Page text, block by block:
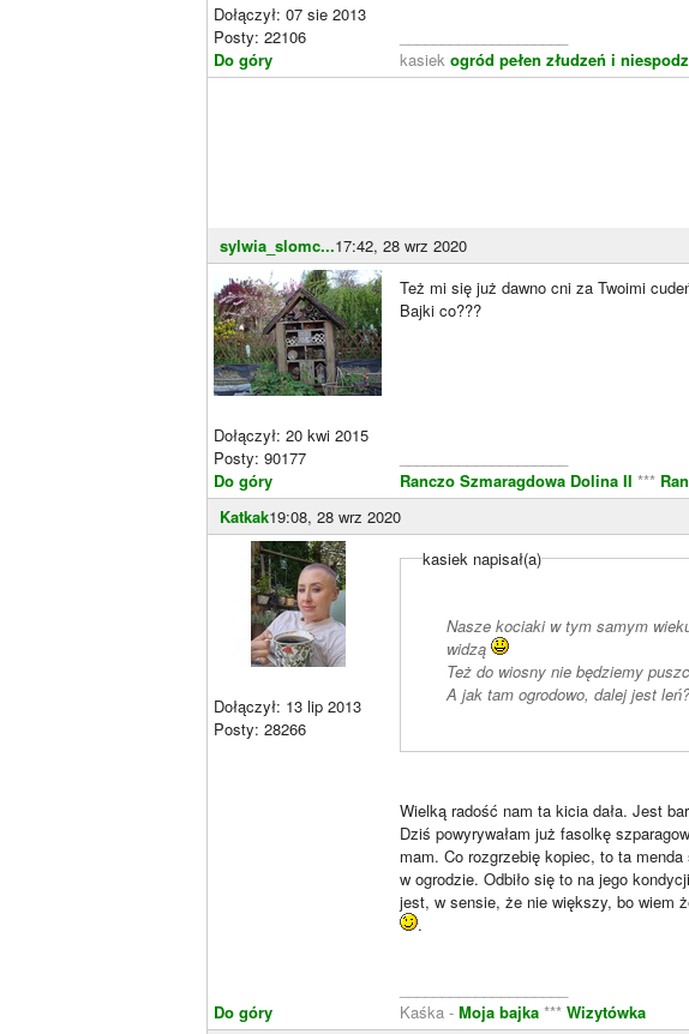
Dołączył: 07 sie 2013
Posty: 22106
Do góry
kasiek ogród pełen złudzeń i
sylwia_slomc...17:42, 28 wrz 2020
Dołączył: 20 kwi 2015
Posty: 90177
Do góry
Też mi się już dawno cni za Twoimi
Bajki co???
Ranczo Szmaragdowa Dolina II ***
Katkak19:08, 28 wrz 2020
Dołączył: 13 lip 2013
Posty: 28266
Do góry
kasiek napisał(a)
Nasze kociaki w tym samym
widzą
Też do wiosny nie będziemy
A jak tam ogrodowo, dalej jest
Wielką radość nam ta kicia dała. Jest
Dziś powyrywałam już fasolkę
mam. Co rozgrzebię kopiec, to ta
w ogrodzie. Odbiło się to na jego
jest, w sensie, że nie większy, bo wiem
.
Kaśka - Moja bajka *** Wizytówka